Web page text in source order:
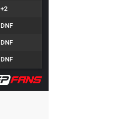
+2
DNF
DNF
DNF